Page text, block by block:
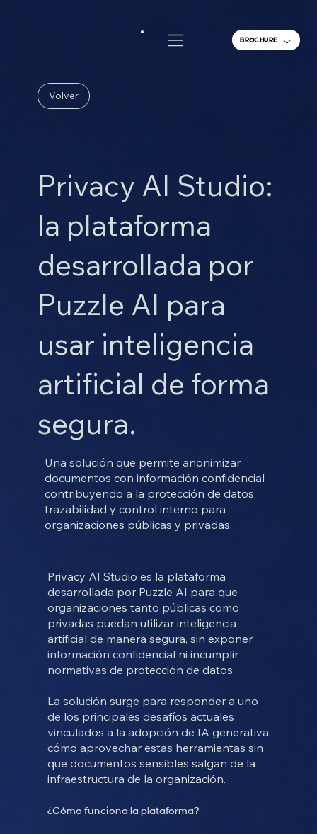
BROCHURE
Volver
Privacy AI Studio:
la plataforma
desarrollada por
Puzzle AI para
usar inteligencia
artificial de forma
segura.
Una solución que permite anonimizar
documentos con información confidencial
contribuyendo a la protección de datos,
trazabilidad y control interno para
organizaciones públicas y privadas.
Privacy AI Studio es la plataforma
desarrollada por Puzzle AI para que
organizaciones tanto públicas como
privadas puedan utilizar inteligencia
artificial de manera segura, sin exponer
información confidencial ni incumplir
normativas de protección de datos.
La solución surge para responder a uno
de los principales desafíos actuales
vinculados a la adopción de IA generativa:
cómo aprovechar estas herramientas sin
que documentos sensibles salgan de la
infraestructura de la organización.
¿Cómo funciona la plataforma?